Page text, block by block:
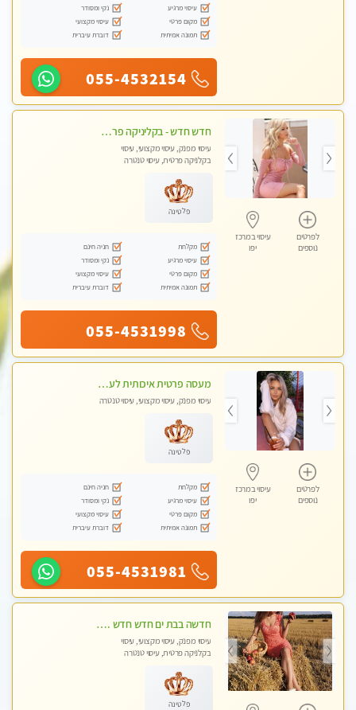
עיסוי מרגיע
נקי ומסודר
מקום פרטי
עיסוי מקצועי
תמונה אמיתית
דוברת עיברית
055-4532154
לפרטים
נוספים
עיסוי במרכז
יפו
חדש חדש - בקליניקה פרטית בבת ים עיסוי לחידוש אנרגיות עיסוי מקצועי מומלץ מאוד ללא מין !!
עיסוי מפנק, עיסוי מקצועי, עיסוי
בקלניקה פרטית, עיסוי טנטרה
פלטינה
מקלחת
חניה חינם
עיסוי מרגיע
נקי ומסודר
מקום פרטי
עיסוי מקצועי
תמונה אמיתית
דוברת עיברית
055-4531998
לפרטים
נוספים
עיסוי במרכז
יפו
מעסה פרטית איכותית לעיסוי לאורך הגוף
עיסוי מפנק, עיסוי מקצועי, עיסוי טנטרה
פלטינה
מקלחת
חניה חינם
עיסוי מרגיע
נקי ומסודר
מקום פרטי
עיסוי מקצועי
תמונה אמיתית
דוברת עיברית
055-4531981
חדשה בבת ים חדש חדש .כל סוגי העיסויים במקום הכי מושלם בעיר בת ים . highly recommended..new in the city
עיסוי מפנק, עיסוי מקצועי, עיסוי
בקלניקה פרטית, עיסוי טנטרה
פלטינה